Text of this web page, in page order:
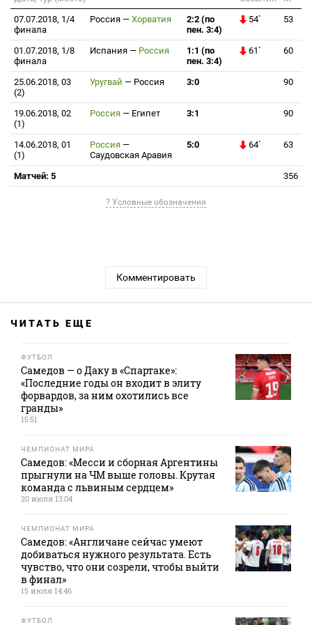
07.07.2018, 1/4
финала
Россия — Хорватия
2:2 (по
пен. 3:4)
54` 53
01.07.2018, 1/8
финала
Испания — Россия
1:1 (по
пен. 3:4)
61` 60
25.06.2018, 03
(2)
Уругвай — Россия 3:0 90
19.06.2018, 02
(1)
Россия — Египет 3:1 90
14.06.2018, 01
(1)
Россия —
Саудовская Аравия
5:0 64` 63
Матчей: 5 356
? Условные обозначения
Комментировать
ЧИТАТЬ ЕЩЕ
ФУТБОЛ
Самедов — о Даку в «Спартаке»:
«Последние годы он входит в элиту
форвардов, за ним охотились все
гранды»
15:51
ЧЕМПИОНАТ МИРА
Самедов: «Месси и сборная Аргентины
прыгнули на ЧМ выше головы. Крутая
команда с львиным сердцем»
20 июля 13:04
ЧЕМПИОНАТ МИРА
Самедов: «Англичане сейчас умеют
добиваться нужного результата. Есть
чувство, что они созрели, чтобы выйти
в финал»
15 июля 14:46
ФУТБОЛ